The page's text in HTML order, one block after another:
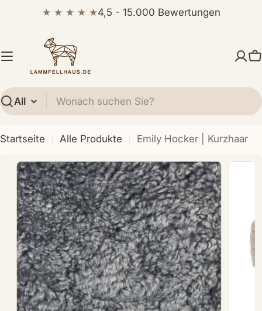
★ ★ ★ ★ ★4,5 - 15.000 Bewertungen
Suchen
Startseite Alle Produkte Emily Hocker | Kurzhaar
Öffnen Sie das Medium 7 im Modalformat